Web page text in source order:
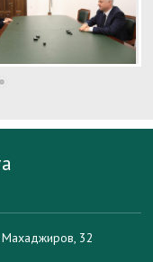
Махаджиров, 32